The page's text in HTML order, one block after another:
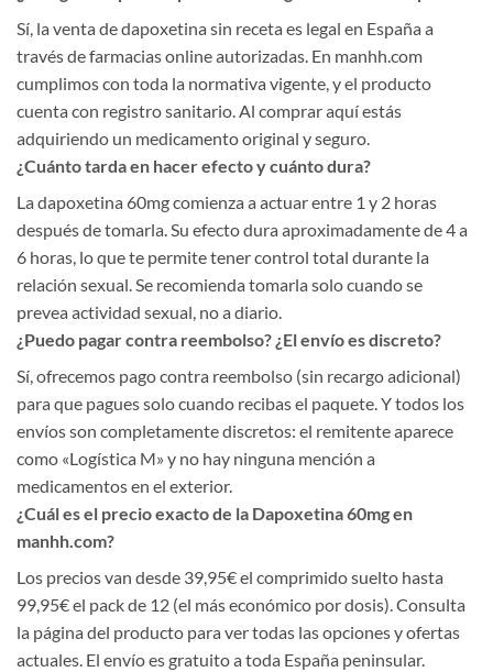
Sí, la venta de dapoxetina sin receta es legal en España a
través de farmacias online autorizadas. En manhh.com
cumplimos con toda la normativa vigente, y el producto
cuenta con registro sanitario. Al comprar aquí estás
adquiriendo un medicamento original y seguro.
¿Cuánto tarda en hacer efecto y cuánto dura?
La dapoxetina 60mg comienza a actuar entre 1 y 2 horas
después de tomarla. Su efecto dura aproximadamente de 4 a
6 horas, lo que te permite tener control total durante la
relación sexual. Se recomienda tomarla solo cuando se
prevea actividad sexual, no a diario.
¿Puedo pagar contra reembolso? ¿El envío es discreto?
Sí, ofrecemos pago contra reembolso (sin recargo adicional)
para que pagues solo cuando recibas el paquete. Y todos los
envíos son completamente discretos: el remitente aparece
como «Logística M» y no hay ninguna mención a
medicamentos en el exterior.
¿Cuál es el precio exacto de la Dapoxetina 60mg en
manhh.com?
Los precios van desde 39,95€ el comprimido suelto hasta
99,95€ el pack de 12 (el más económico por dosis). Consulta
la página del producto para ver todas las opciones y ofertas
actuales. El envío es gratuito a toda España peninsular.